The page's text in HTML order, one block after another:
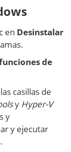
en Desinstalar
de
casillas de
y Hyper-V
y
y ejecutar